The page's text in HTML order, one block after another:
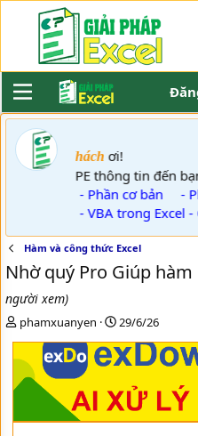
Khách ơi!
GPE thông tin đến
- Phần cơ bản
-
- VBA trong Excel
Hàm và công thức Excel
Nhờ quý Pro Giúp
người xem)
T
a
s
phamxuanyen
N
à
y
ử
i
29/6/26